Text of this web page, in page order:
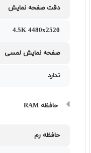
دقت صفحه نمایش
4.5K 4480x2520
صفحه نمایش لمسی
ندارد
حافظه RAM
حافظه رم